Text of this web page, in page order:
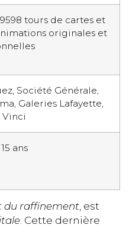
tours de cartes et
originales et
Société Générale,
Galeries Lafayette,
Vinci
ans
du raffinement, est
. Cette dernière